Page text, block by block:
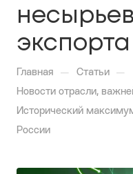
Главная — Статьи —
Новости отрасли,
Исторический
России